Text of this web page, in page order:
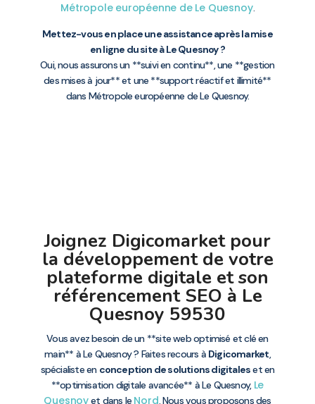
Métropole européenne de Le Quesnoy.
Mettez-vous en place une assistance après la mise
en ligne du site à Le Quesnoy ?
Oui, nous assurons un **suivi en continu**, une **gestion
des mises à jour** et une **support réactif et illimité**
dans Métropole européenne de Le Quesnoy.
Joignez Digicomarket pour
la développement de votre
plateforme digitale et son
référencement SEO à Le
Quesnoy 59530
Vous avez besoin de un **site web optimisé et clé en
main** à Le Quesnoy ? Faites recours à Digicomarket,
spécialiste en conception de solutions digitaleset en
**optimisation digitale avancée** à Le Quesnoy, Le
Quesnoyet dans le Nord. Nous vous proposons des